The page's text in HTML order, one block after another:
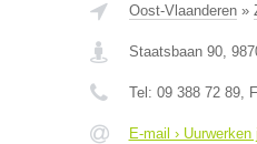
Oost-Vlaanderen»
Staatsbaan 90,
Tel: 09 388 72 89,
E-mail ›